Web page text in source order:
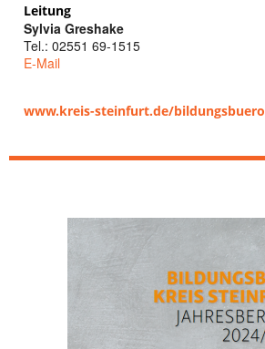
Leitung
Sylvia Greshake
Tel.: 02551 69-1515
E-Mail
www.kreis-steinfurt.de/bildungsbuero